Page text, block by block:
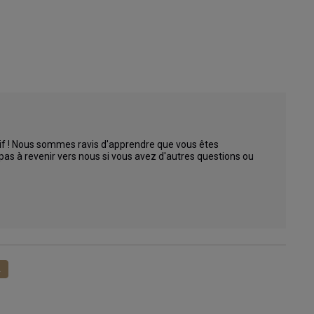
Nous sommes ravis d'apprendre que vous êtes
à revenir vers nous si vous avez d'autres questions ou